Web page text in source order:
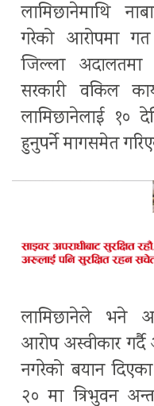
लामिछानेमाथि
गरेको आरोपमा
जिल्ला अदालतमा
सरकारी वकिल
लामिछानेलाई १०
हुनुपर्ने मागसमेत
लामिछानेले भने
आरोप अस्वीकार
नगरेको बयान
२० मा त्रिभुवन